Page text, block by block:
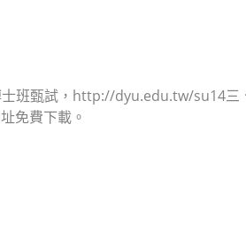
班甄試，http://dyu.edu.tw/su14三
免費下載。